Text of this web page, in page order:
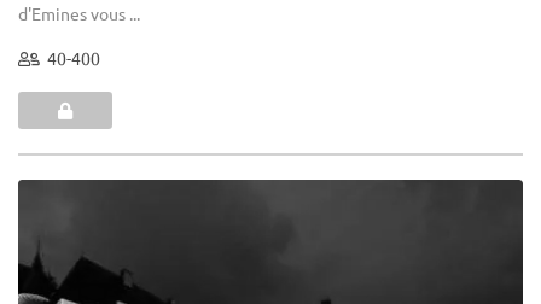
d'Emines vous ...
40-400